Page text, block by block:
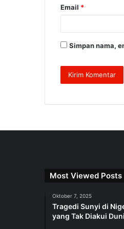
Email *
Simpan nama,
Most Viewed Posts
Oktober 7, 2025
Tragedi Sunyi di
yang Tak Diakui